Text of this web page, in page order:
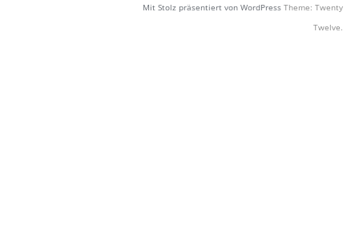
Mit Stolz präsentiert von WordPress Theme: Twenty
Twelve.